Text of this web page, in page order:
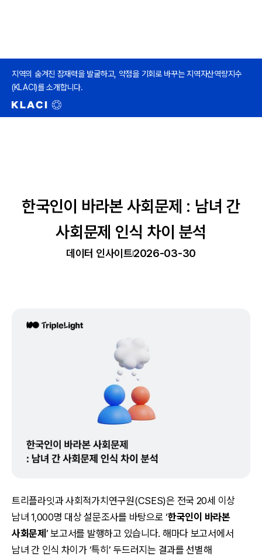
지역의 숨겨진 잠재력을 발굴하고, 약점을 기회로 바꾸는 지역자산역량지수
(KLACI)를 소개합니다.
한국인이 바라본 사회문제 : 남녀 간
사회문제 인식 차이 분석
데이터 인사이트2026-03-30
트리플라잇과 사회적가치연구원(CSES)은 전국 20세 이상
남녀 1,000명 대상 설문조사를 바탕으로 ‘한국인이 바라본
사회문제 ’ 보고서를 발행하고 있습니다. 해마다 보고서에서
남녀 간 인식 차이가 ‘특히’ 두드러지는 결과를 선별해